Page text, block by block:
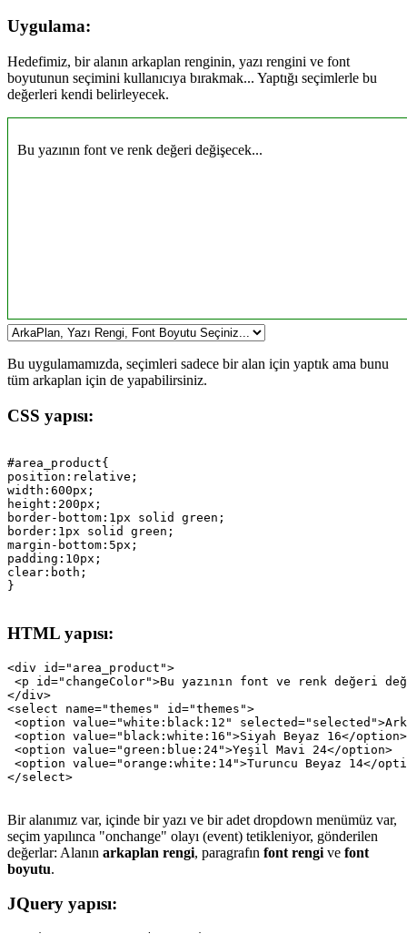
Uygulama:
Hedefimiz, bir alanın arkaplan renginin, yazı rengini ve font
boyutunun seçimini kullanıcıya bırakmak... Yaptığı seçimlerle bu
değerleri kendi belirleyecek.
Bu yazının font ve renk değeri değişecek...
Bu uygulamamızda, seçimleri sadece bir alan için yaptık ama bunu
tüm arkaplan için de yapabilirsiniz.
CSS yapısı:
#area_product{
position:relative;
width:600px;
height:200px;
border-bottom:1px solid green;
border:1px solid green;
margin-bottom:5px;
padding:10px;
clear:both;
HTML yapısı:
<div id="area_product">
<p id="changeColor">Bu yazının font ve renk değeri
</div>
<select name="themes" id="themes">
<option value="white:black:12"
<option value="black:white:16">Siyah Beyaz 16</option>
<option value="green:blue:24">Yeşil Mavi 24</option>
<option value="orange:white:14">Turuncu Beyaz 14</
Bir alanımız var, içinde bir yazı ve bir adet dropdown menümüz var,
seçim yapılınca "onchange" olayı (event) tetikleniyor, gönderilen
değerlar: Alanın arkaplan rengi, paragrafın font rengi ve font
boyutu.
JQuery yapısı: